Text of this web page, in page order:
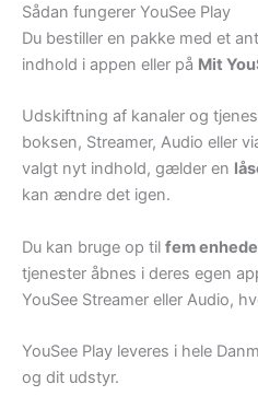
Sådan fungerer YouSee Play
Du bestiller en pakke med et
indhold i appen eller på Mit
Udskiftning af kanaler og
boksen, Streamer, Audio eller
valgt nyt indhold, gælder en
kan ændre det igen.
Du kan bruge op til fem
tjenester åbnes i deres egen
YouSee Streamer eller Audio,
YouSee Play leveres i hele
og dit udstyr.